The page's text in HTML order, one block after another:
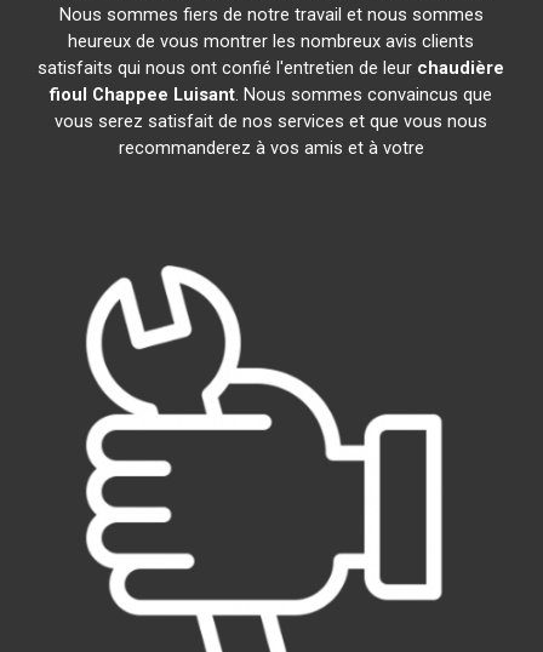
Nous sommes fiers de notre travail et nous sommes
heureux de vous montrer les nombreux avis clients
satisfaits qui nous ont confié l'entretien de leur chaudière
fioul Chappee Luisant. Nous sommes convaincus que
vous serez satisfait de nos services et que vous nous
recommanderez à vos amis et à votre